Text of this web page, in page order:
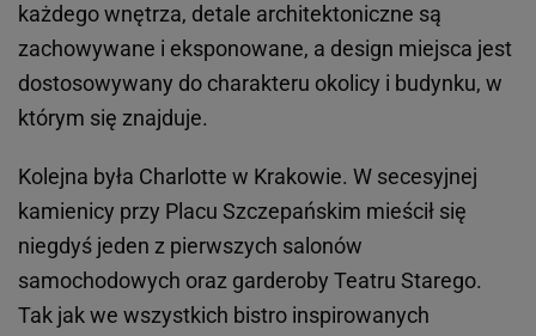
każdego wnętrza, detale architektoniczne są
zachowywane i eksponowane, a design miejsca jest
dostosowywany do charakteru okolicy i budynku, w
którym się znajduje.
Kolejna była Charlotte w Krakowie. W secesyjnej
kamienicy przy Placu Szczepańskim mieścił się
niegdyś jeden z pierwszych salonów
samochodowych oraz garderoby Teatru Starego.
Tak jak we wszystkich bistro inspirowanych